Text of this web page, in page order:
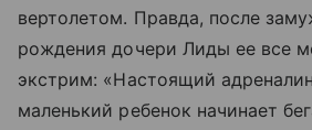
вертолетом. Правда, после
рождения дочери Лиды ее все
экстрим: «Настоящий
маленький ребенок начинает